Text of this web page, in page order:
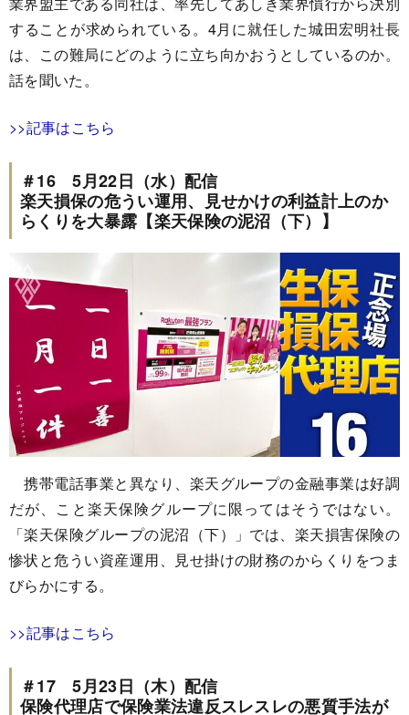
することが求められている。4月に就任した城田宏明社長
は、この難局にどのように立ち向かおうとしているのか。
話を聞いた。
>>記事はこちら
＃16 5月22日（水）配信
楽天損保の危うい運用、見せかけの利益計上のか
らくりを大暴露【楽天保険の泥沼（下）】
携帯電話事業と異なり、楽天グループの金融事業は好調
だが、こと楽天保険グループに限ってはそうではない。
「楽天保険グループの泥沼（下）」では、楽天損害保険の
惨状と危うい資産運用、見せ掛けの財務のからくりをつま
びらかにする。
>>記事はこちら
＃17 5月23日（木）配信
保険代理店で保険業法違反スレスレの悪質手法が